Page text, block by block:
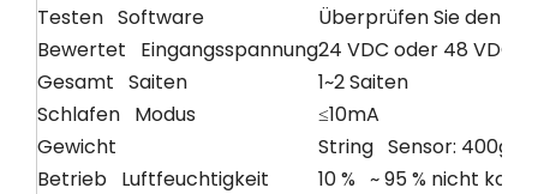
Testen Software
Überprüfen Sie den
Bewertet Eingangsspannung24 VDC oder 48 VDC
Gesamt Saiten
1~2 Saiten
Schlafen Modus
≤10mA
Gewicht
String Sensor:
Betrieb Luftfeuchtigkeit
10 % ~ 95 % nicht